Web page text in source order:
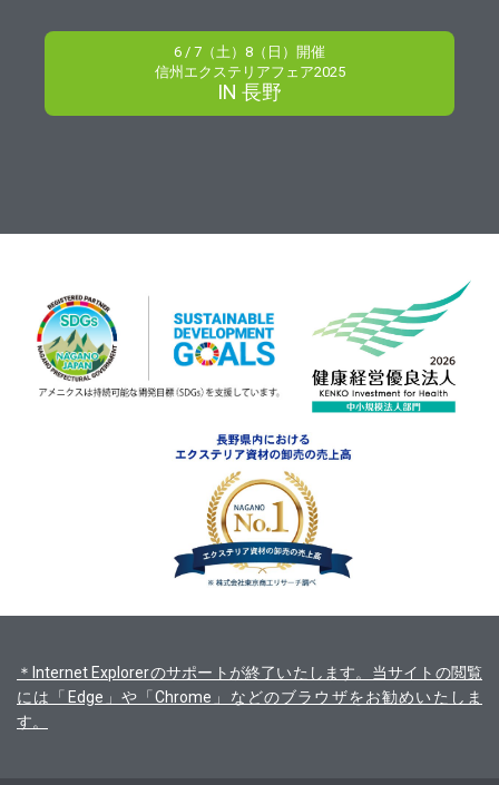
6 / 7（土）8（日）開催
信州エクステリアフェア2025
IN 長野
＊Internet Explorerのサポートが終了いたします。当サイトの閲覧
には「Edge」や「Chrome」などのブラウザをお勧めいたしま
す。